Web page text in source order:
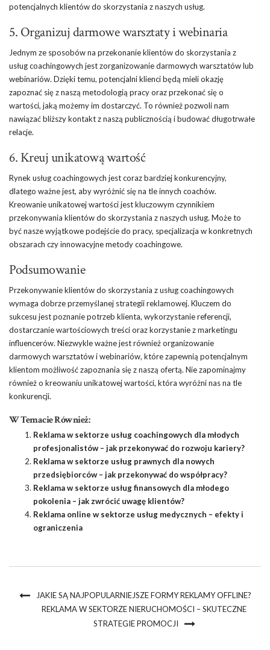
potencjalnych klientów do skorzystania z naszych usług.
5. Organizuj darmowe warsztaty i webinaria
Jednym ze sposobów na przekonanie klientów do skorzystania z
usług coachingowych jest zorganizowanie darmowych warsztatów lub
webinariów. Dzięki temu, potencjalni klienci będą mieli okazję
zapoznać się z naszą metodologią pracy oraz przekonać się o
wartości, jaką możemy im dostarczyć. To również pozwoli nam
nawiązać bliższy kontakt z naszą publicznością i budować długotrwałe
relacje.
6. Kreuj unikatową wartość
Rynek usług coachingowych jest coraz bardziej konkurencyjny,
dlatego ważne jest, aby wyróżnić się na tle innych coachów.
Kreowanie unikatowej wartości jest kluczowym czynnikiem
przekonywania klientów do skorzystania z naszych usług. Może to
być nasze wyjątkowe podejście do pracy, specjalizacja w konkretnych
obszarach czy innowacyjne metody coachingowe.
Podsumowanie
Przekonywanie klientów do skorzystania z usług coachingowych
wymaga dobrze przemyślanej strategii reklamowej. Kluczem do
sukcesu jest poznanie potrzeb klienta, wykorzystanie referencji,
dostarczanie wartościowych treści oraz korzystanie z marketingu
influencerów. Niezwykle ważne jest również organizowanie
darmowych warsztatów i webinariów, które zapewnią potencjalnym
klientom możliwość zapoznania się z naszą ofertą. Nie zapominajmy
również o kreowaniu unikatowej wartości, która wyróżni nas na tle
konkurencji.
W Temacie Również:
Reklama w sektorze usług coachingowych dla młodych
profesjonalistów – jak przekonywać do rozwoju kariery?
Reklama w sektorze usług prawnych dla nowych
przedsiębiorców – jak przekonywać do współpracy?
Reklama w sektorze usług finansowych dla młodego
pokolenia – jak zwrócić uwagę klientów?
Reklama online w sektorze usług medycznych – efekty i
ograniczenia
JAKIE SĄ NAJPOPULARNIEJSZE FORMY REKLAMY OFFLINE?
REKLAMA W SEKTORZE NIERUCHOMOŚCI – SKUTECZNE
STRATEGIE PROMOCJI